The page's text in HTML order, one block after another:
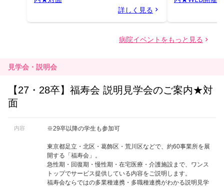
見学会・説明会
【27・28卒】福寿会 説明見学会のご案内★対
面
内容 ※29卒以降の学生も参加可
東京都足立・北区・葛飾区・荒川区などで、約60事業所を展
開する「福寿会」。
急性期・回復期・慢性期・在宅医療・介護施設まで、ワンス
トップでサービス提供している内容をご説明します。
福寿会ならではの多業種連携・多職種連携がわかる説明見学